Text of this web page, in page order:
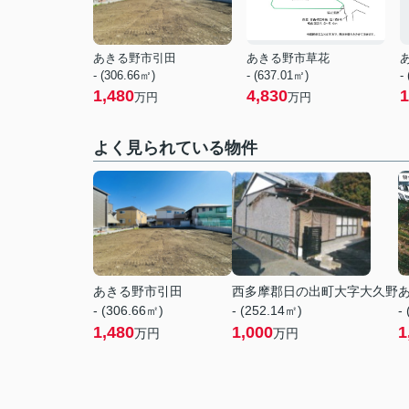
あきる野市引田
- (306.66㎡)
1,480万円
あきる野市草花
- (637.01㎡)
4,830万円
-
よく見られている物件
あきる野市引田
- (306.66㎡)
1,480万円
西多摩郡日の出町大字大久野
- (252.14㎡)
1,000万円
-